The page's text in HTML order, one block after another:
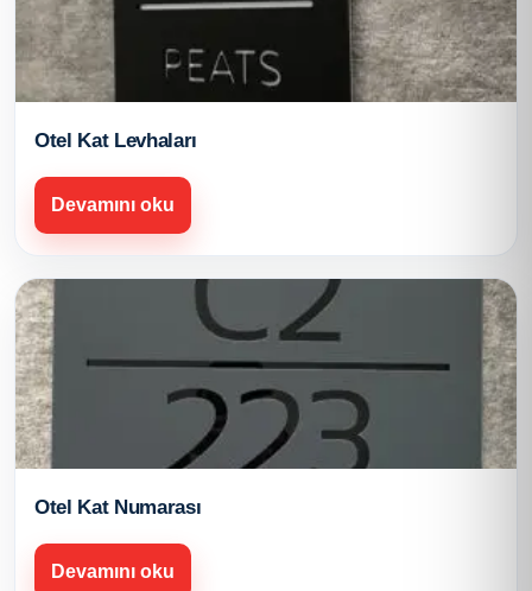
Otel Kat Levhaları
Devamını oku
Otel Kat Numarası
Devamını oku